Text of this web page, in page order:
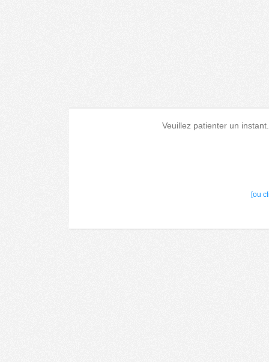
Veuillez patienter un
[ou